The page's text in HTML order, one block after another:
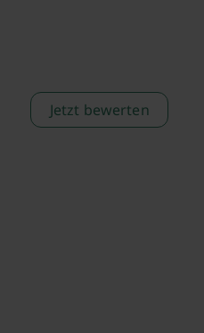
Jetzt bewerten